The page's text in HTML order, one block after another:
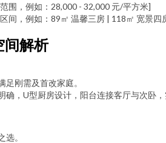
围，例如：28,000 - 32,000 元/平方米]
间，例如：89㎡ 温馨三房 | 118㎡ 宽景四
间解析
足刚需及首改家庭。
确，U型厨房设计，阳台连接客厅与次卧
选。